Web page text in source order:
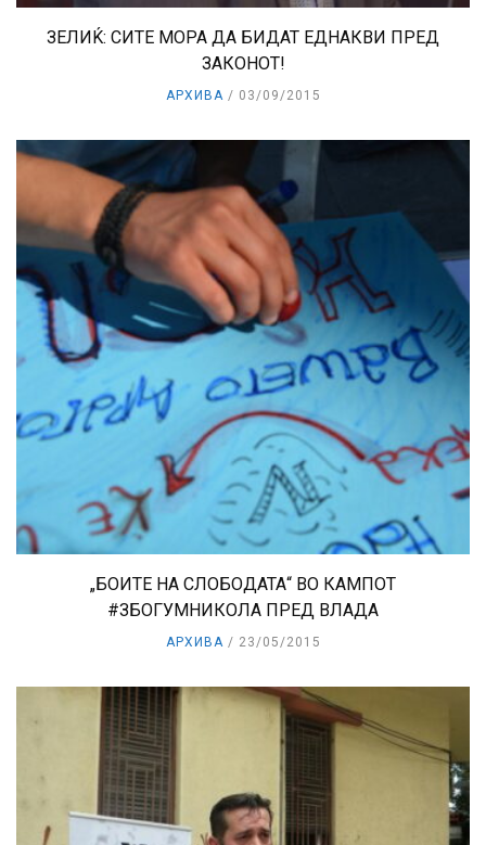
ЗЕЛИЌ: СИТЕ МОРА ДА БИДАТ ЕДНАКВИ ПРЕД
ЗАКОНОТ!
АРХИВА 03/09/2015
„БОИТЕ НА СЛОБОДАТА“ ВО КАМПОТ
#ЗБОГУМНИКОЛА ПРЕД ВЛАДА
АРХИВА 23/05/2015